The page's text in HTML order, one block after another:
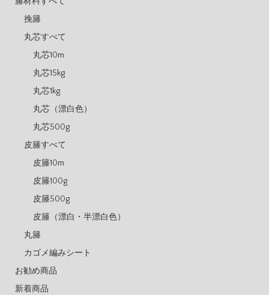
挽籐
丸芯すべて
丸芯10m
丸芯15kg
丸芯1kg
丸芯（漂白色）
丸芯500g
皮籐すべて
皮籐10m
皮籐100g
皮籐500g
皮籐（漂白・半漂白色）
丸籐
カゴメ編みシート
お勧め商品
新着商品